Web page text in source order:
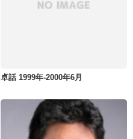
卓話 1999年-2000年6月